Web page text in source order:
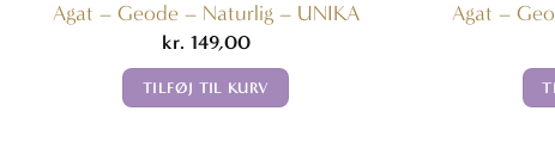
Agat – Geode – Naturlig – UNIKA
kr. 149,00
TILFØJ TIL KURV
Agat –